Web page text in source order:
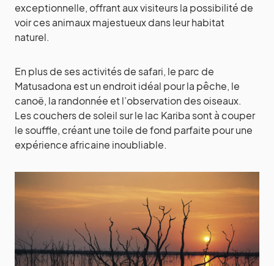
exceptionnelle, offrant aux visiteurs la possibilité de
voir ces animaux majestueux dans leur habitat
naturel.
En plus de ses activités de safari, le parc de
Matusadona est un endroit idéal pour la pêche, le
canoë, la randonnée et l’observation des oiseaux.
Les couchers de soleil sur le lac Kariba sont à couper
le souffle, créant une toile de fond parfaite pour une
expérience africaine inoubliable.